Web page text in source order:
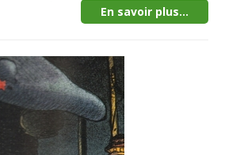
En savoir plus...